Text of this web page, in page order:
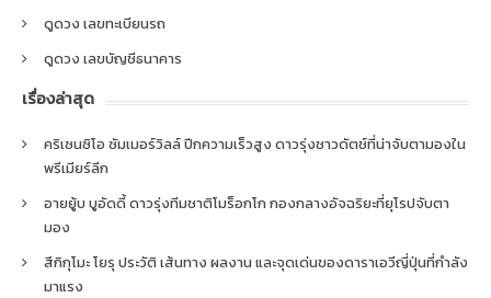
ดูดวง เลขทะเบียนรถ
ดูดวง เลขบัญชีธนาคาร
เรื่องล่าสุด
คริเซนซิโอ ซัมเมอร์วิลล์ ปีกความเร็วสูง ดาวรุ่งชาวดัตช์ที่น่าจับตามองใน
พรีเมียร์ลีก
อายยู้บ บูอัดดี้ ดาวรุ่งทีมชาติโมร็อกโก กองกลางอัจฉริยะที่ยุโรปจับตา
มอง
สึกิกุโมะ โยรุ ประวัติ เส้นทาง ผลงาน และจุดเด่นของดาราเอวีญี่ปุ่นที่กำลัง
มาแรง